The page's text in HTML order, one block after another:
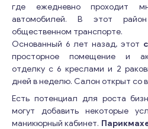
где ежедневно проходит
автомобилей. В этот
общественном транспорте.
Основанный 6 лет назад, этот
просторное помещение и
отделку с 6 креслами и 2
дней в неделю. Салон открыт со
Есть потенциал для роста
могут добавить некоторые
маникюрный кабинет.